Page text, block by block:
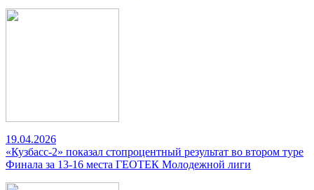
19.04.2026
«Кузбасс-2» показал стопроцентный результат во втором туре
Финала за 13-16 места ГЕОТЕК Молодежной лиги